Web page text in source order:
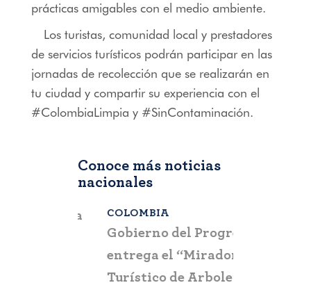
prácticas amigables con el medio ambiente.
Los turistas, comunidad local y prestadores
de servicios turísticos podrán participar en las
jornadas de recolección que se realizarán en
tu ciudad y compartir su experiencia con el
#ColombiaLimpia y #SinContaminación.
Conoce más noticias
nacionales
COLOMBIA
Gobierno del Progreso
entrega el “Mirador
Turístico de Arboletes”